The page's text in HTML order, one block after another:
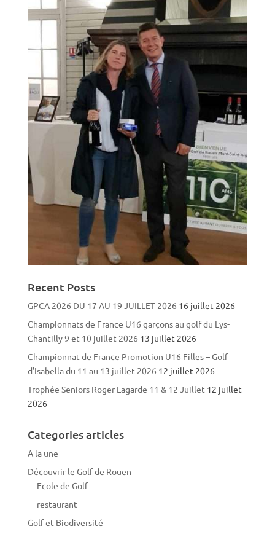
Recent Posts
GPCA 2026 DU 17 AU 19 JUILLET 2026 16 juillet 2026
Championnats de France U16 garçons au golf du Lys-
Chantilly 9 et 10 juillet 2026 13 juillet 2026
Championnat de France Promotion U16 Filles – Golf
d’Isabella du 11 au 13 juillet 2026 12 juillet 2026
Trophée Seniors Roger Lagarde 11 & 12 Juillet 12 juillet
2026
Categories articles
A la une
Découvrir le Golf de Rouen
Ecole de Golf
restaurant
Golf et Biodiversité